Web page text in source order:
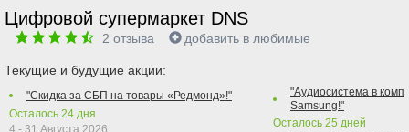
Цифровой супермаркет DNS
2 отзыва добавить в любимые
Текущие и будущие акции:
"Скидка за СБП на товары «Редмонд»!"
Осталось 24 дня
4 - 31 Августа 2026
"Аудиосистема в
Samsung!"
Осталось 25 дней